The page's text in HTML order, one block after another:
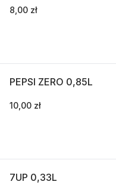
8,00 zł
PEPSI ZERO 0,85L
10,00 zł
7UP 0,33L